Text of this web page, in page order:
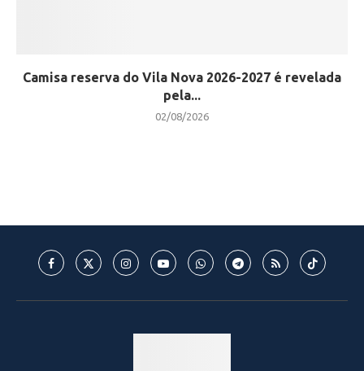
Camisa reserva do Vila Nova 2026-2027 é revelada
pela...
02/08/2026